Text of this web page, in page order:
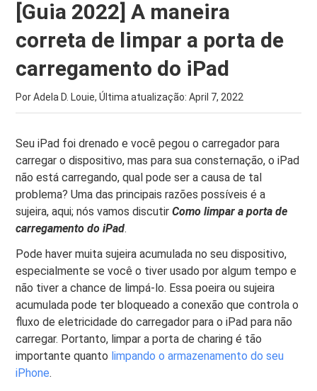
[Guia 2022] A maneira
correta de limpar a porta de
carregamento do iPad
Por Adela D. Louie, Última atualização:April 7, 2022
Seu iPad foi drenado e você pegou o carregador para
carregar o dispositivo, mas para sua consternação, o iPad
não está carregando, qual pode ser a causa de tal
problema? Uma das principais razões possíveis é a
sujeira, aqui; nós vamos discutirComo limpar a porta de
carregamento do iPad.
Pode haver muita sujeira acumulada no seu dispositivo,
especialmente se você o tiver usado por algum tempo e
não tiver a chance de limpá-lo. Essa poeira ou sujeira
acumulada pode ter bloqueado a conexão que controla o
fluxo de eletricidade do carregador para o iPad para não
carregar. Portanto, limpar a porta de charing é tão
importante quanto limpando o armazenamento do seu
iPhone.